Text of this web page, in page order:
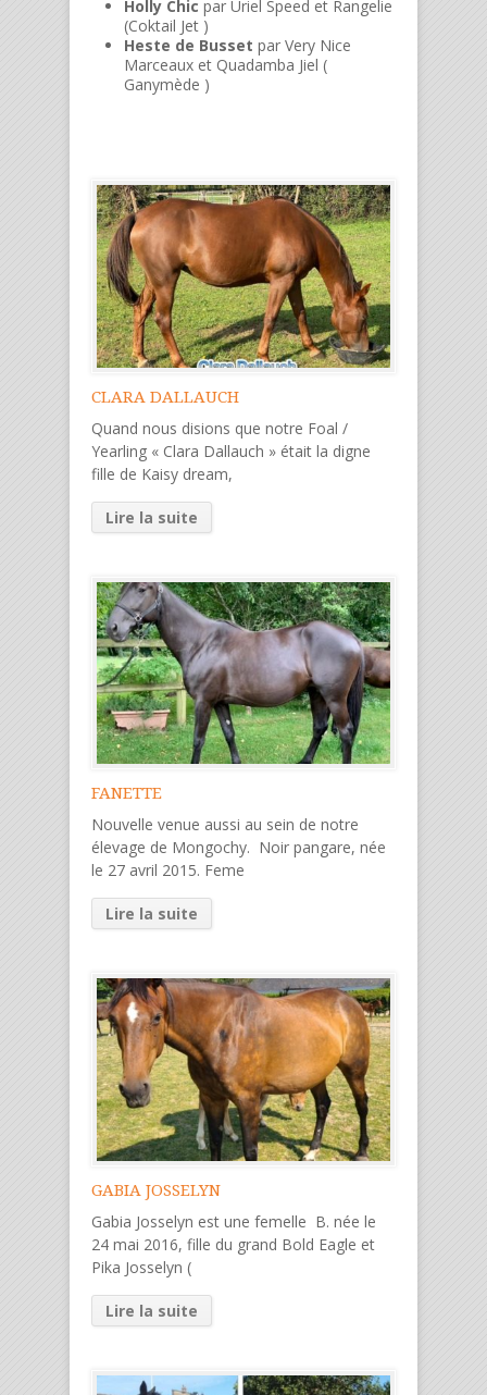
Holly Chic par Uriel Speed et Rangelie
(Coktail Jet )
Heste de Busset par Very Nice
Marceaux et Quadamba Jiel (
Ganymède )
CLARA DALLAUCH
Quand nous disions que notre Foal /
Yearling « Clara Dallauch » était la digne
fille de Kaisy dream,
Lire la suite
FANETTE
Nouvelle venue aussi au sein de notre
élevage de Mongochy. Noir pangare, née
le 27 avril 2015. Feme
Lire la suite
GABIA JOSSELYN
Gabia Josselyn est une femelle B. née le
24 mai 2016, fille du grand Bold Eagle et
Pika Josselyn (
Lire la suite